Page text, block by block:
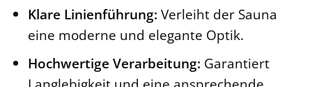
Klare Linienführung: Verleiht der Sauna
eine moderne und elegante Optik.
Hochwertige Verarbeitung: Garantiert